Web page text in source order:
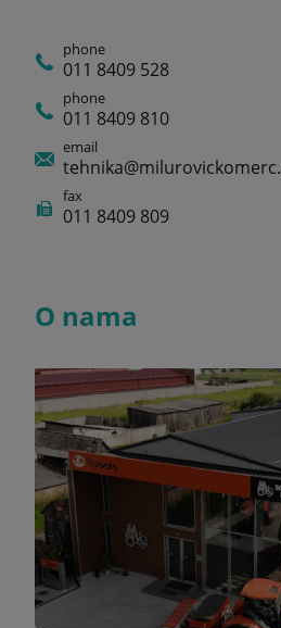
phone
011 8409 528
phone
011 8409 810
email
fax
011 8409 809
O nama